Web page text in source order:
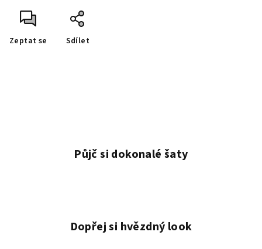
cena:
Zeptat se Sdílet
Půjč si dokonalé šaty
Dopřej si hvězdný look